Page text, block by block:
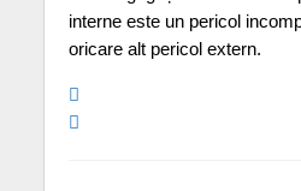
interne este un pericol
oricare alt pericol extern.